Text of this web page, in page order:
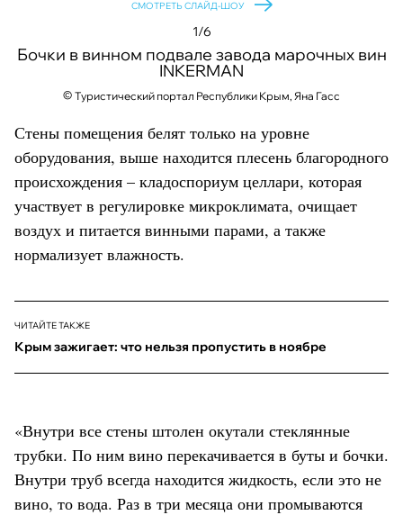
СМОТРЕТЬ СЛАЙД-ШОУ
1/6
Бочки в винном подвале завода марочных вин
INKERMAN
© Туристический портал Республики Крым, Яна Гасс
©
Стены помещения белят только на уровне
оборудования, выше находится плесень благородного
происхождения – кладоспориум целлари, которая
участвует в регулировке микроклимата, очищает
воздух и питается винными парами, а также
нормализует влажность.
ЧИТАЙТЕ ТАКЖЕ
Крым зажигает: что нельзя пропустить в ноябре
«Внутри все стены штолен окутали стеклянные
трубки. По ним вино перекачивается в буты и бочки.
Внутри труб всегда находится жидкость, если это не
вино, то вода. Раз в три месяца они промываются